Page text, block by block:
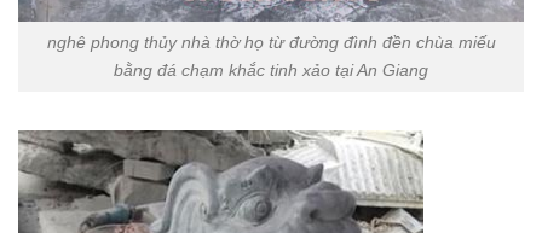
nghê phong thủy nhà thờ họ từ đường đình đền chùa miếu
bằng đá chạm khắc tinh xảo tại An Giang